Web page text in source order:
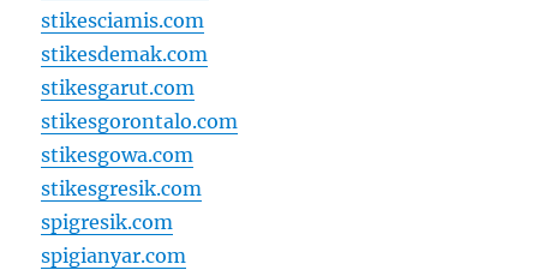
stikesciamis.com
stikesdemak.com
stikesgarut.com
stikesgorontalo.com
stikesgowa.com
stikesgresik.com
spigresik.com
spigianyar.com